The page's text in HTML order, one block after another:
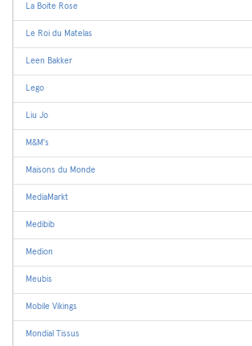
La Boite Rose
Le Roi du Matelas
Leen Bakker
Lego
Liu Jo
M&M's
Maisons du Monde
MediaMarkt
Medibib
Medion
Meubis
Mobile Vikings
Mondial Tissus